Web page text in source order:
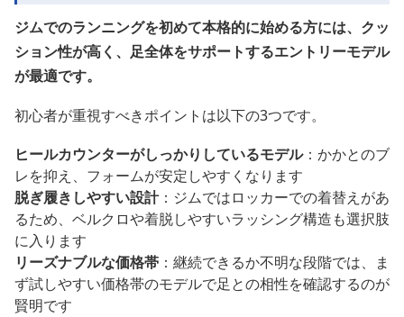
ジムでのランニングを初めて本格的に始める方には、クッ
ション性が高く、足全体をサポートするエントリーモデル
が最適です。
初心者が重視すべきポイントは以下の3つです。
ヒールカウンターがしっかりしているモデル：かかとのブ
レを抑え、フォームが安定しやすくなります
脱ぎ履きしやすい設計：ジムではロッカーでの着替えがあ
るため、ベルクロや着脱しやすいラッシング構造も選択肢
に入ります
リーズナブルな価格帯 ：継続できるか不明な段階では、ま
ず試しやすい価格帯のモデルで足との相性を確認するのが
賢明です